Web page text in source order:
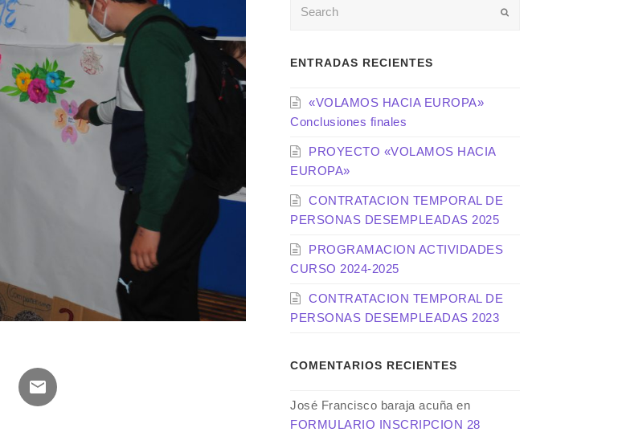
ENTRADAS RECIENTES
«VOLAMOS HACIA EUROPA»
Conclusiones finales
PROYECTO «VOLAMOS HACIA
EUROPA»
CONTRATACION TEMPORAL DE
PERSONAS DESEMPLEADAS 2025
PROGRAMACION ACTIVIDADES
CURSO 2024-2025
CONTRATACION TEMPORAL DE
PERSONAS DESEMPLEADAS 2023
COMENTARIOS RECIENTES
José Francisco baraja acuña en
FORMULARIO INSCRIPCION 28